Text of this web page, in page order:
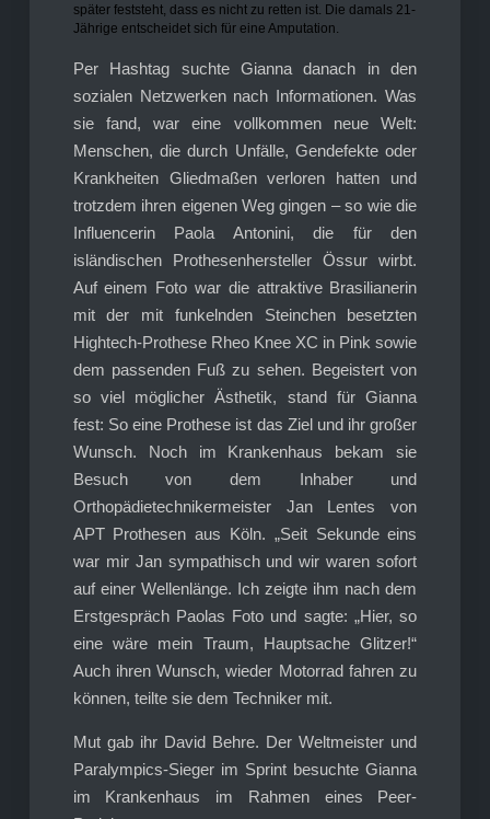
später feststeht, dass es nicht zu retten ist. Die damals 21-
Jährige entscheidet sich für eine Amputation.
Per Hashtag suchte Gianna danach in den
sozialen Netzwerken nach Informationen. Was
sie fand, war eine vollkommen neue Welt:
Menschen, die durch Unfälle, Gendefekte oder
Krankheiten Gliedmaßen verloren hatten und
trotzdem ihren eigenen Weg gingen – so wie die
Influencerin Paola Antonini, die für den
isländischen Prothesenhersteller Össur wirbt.
Auf einem Foto war die attraktive Brasilianerin
mit der mit funkelnden Steinchen besetzten
Hightech-Prothese Rheo Knee XC in Pink sowie
dem passenden Fuß zu sehen. Begeistert von
so viel möglicher Ästhetik, stand für Gianna
fest: So eine Prothese ist das Ziel und ihr großer
Wunsch. Noch im Krankenhaus bekam sie
Besuch von dem Inhaber und
Orthopädietechnikermeister Jan Lentes von
APT Prothesen aus Köln. „Seit Sekunde eins
war mir Jan sympathisch und wir waren sofort
auf einer Wellenlänge. Ich zeigte ihm nach dem
Erstgespräch Paolas Foto und sagte: „Hier, so
eine wäre mein Traum, Hauptsache Glitzer!“
Auch ihren Wunsch, wieder Motorrad fahren zu
können, teilte sie dem Techniker mit.
Mut gab ihr David Behre. Der Weltmeister und
Paralympics-Sieger im Sprint besuchte Gianna
im Krankenhaus im Rahmen eines Peer-